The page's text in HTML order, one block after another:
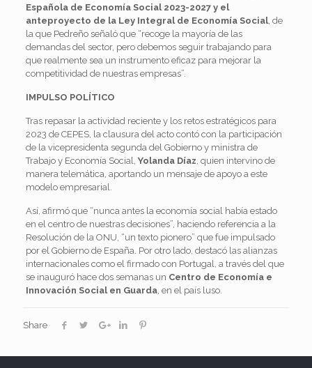
Española de Economía Social 2023-2027 y el
anteproyecto de la Ley Integral de Economía Social, de
la que Pedreño señaló que “recoge la mayoría de las
demandas del sector, pero debemos seguir trabajando para
que realmente sea un instrumento eficaz para mejorar la
competitividad de nuestras empresas”.
IMPULSO POLÍTICO
Tras repasar la actividad reciente y los retos estratégicos para
2023 de CEPES, la clausura del acto contó con la participación
de la vicepresidenta segunda del Gobierno y ministra de
Trabajo y Economía Social, Yolanda Díaz , quien intervino de
manera telemática, aportando un mensaje de apoyo a este
modelo empresarial.
Así, afirmó que “nunca antes la economía social había estado
en el centro de nuestras decisiones”, haciendo referencia a la
Resolución de la ONU, “un texto pionero” que fue impulsado
por el Gobierno de España. Por otro lado, destacó las alianzas
internacionales como el firmado con Portugal, a través del que
se inauguró hace dos semanas un Centro de Economía e
Innovación Social en Guarda, en el país luso.
Share